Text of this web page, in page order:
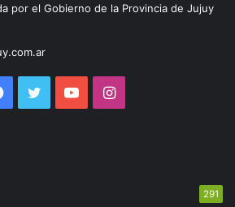
por el Gobierno de la Provincia de Jujuy
Facebook
TwitterYouTubeInstagram
291